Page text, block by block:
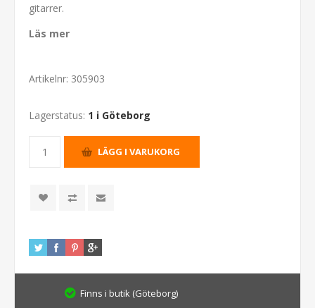
gitarrer.
Läs mer
Artikelnr: 305903
Lagerstatus: 1 i Göteborg
Finns i butik (Göteborg)